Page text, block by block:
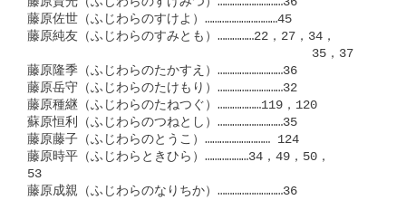
藤原佐世（ふじわらのすけよ）…………………………45
藤原純友（ふじわらのすみとも）……………22，27，34，
35，37
藤原隆季（ふじわらのたかすえ）………………………36
藤原岳守（ふじわらのたけもり）………………………32
藤原種継（ふじわらのたねつぐ）………………119，120
蘇原恒利（ふじわらのつねとし）………………………35
藤原藤子（ふじわらのとうこ）……………………… 124
藤原時平（ふじわらときひら）………………34，49，50，
53
藤原成親（ふじわらのなりちか）………………………36